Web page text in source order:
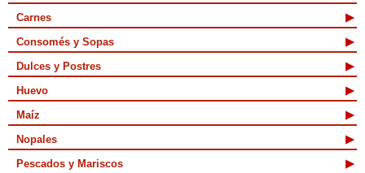
Carnes
Consomés y Sopas
Dulces y Postres
Huevo
Maíz
Nopales
Pescados y Mariscos